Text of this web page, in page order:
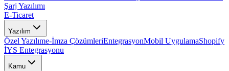
Şarj Yazılımı
E-Ticaret
Yazılım
Özel Yazılıme-İmza ÇözümleriEntegrasyonMobil UygulamaShopify
İYS Entegrasyonu
Kamu